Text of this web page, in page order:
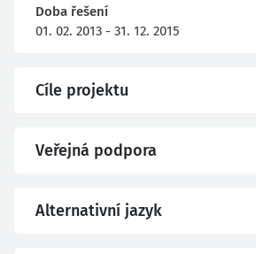
Doba řešení
01. 02. 2013 - 31. 12. 2015
Cíle projektu
Veřejná podpora
Alternativní jazyk